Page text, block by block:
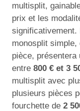
multisplit,
prix et les
significativement.
monosplit
pièce, présentera
entre 800 € et 3
multisplit avec
plusieurs pièces
fourchette de 2